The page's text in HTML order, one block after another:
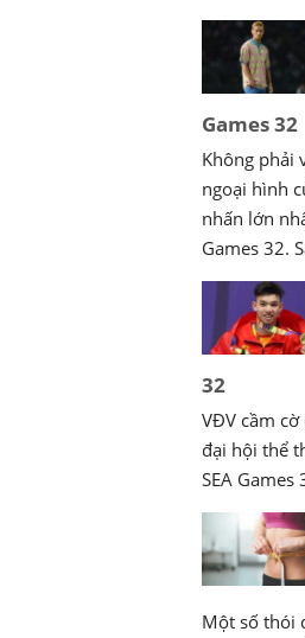
Games 32
Không phải
ngoại hình
nhấn lớn
Games 32.
32
VĐV cầm
đại hội thể
SEA
Một số thói